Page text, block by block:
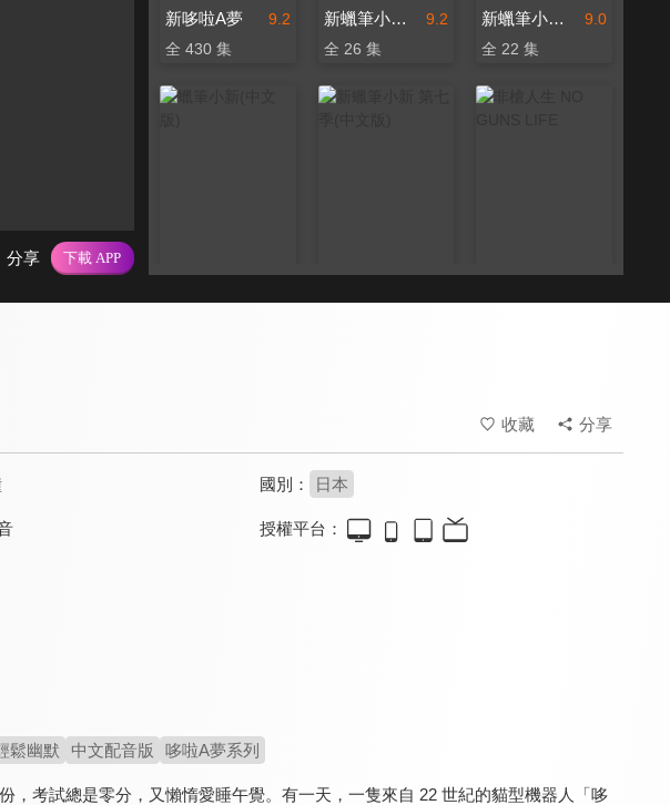
分享
9.2
新哆啦A夢
全 430 集
9.2
新蠟筆小新 第五季(中文版)
全 26 集
9.0
新蠟筆小新 第十一季(中文版)
全 22 集
收藏 分享
國別： 日本
授權平台：
鬆幽默 中文配音版 哆啦A夢系列
，考試總是零分，又懶惰愛睡午覺。有一天，一隻來自 22 世紀的貓型機器人「哆